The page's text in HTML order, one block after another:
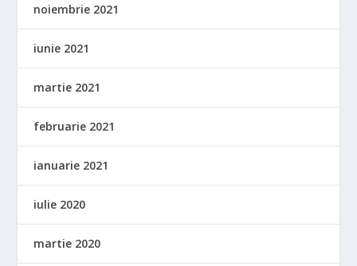
noiembrie 2021
iunie 2021
martie 2021
februarie 2021
ianuarie 2021
iulie 2020
martie 2020